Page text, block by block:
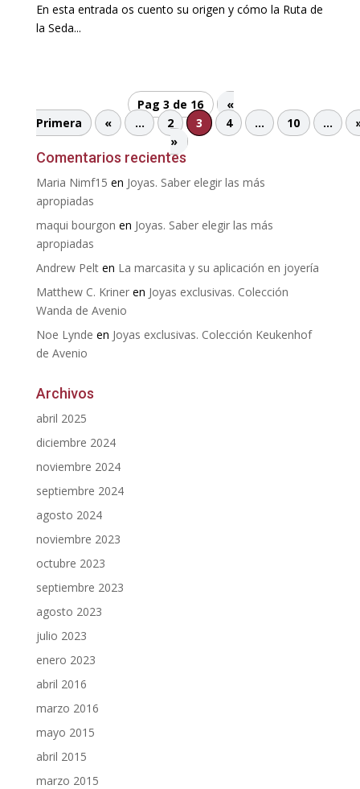
En esta entrada os cuento su origen y cómo la Ruta de
la Seda...
Pag 3 de 16
«
Primera
« ... 2 3 4 ... 10 ...
»
Comentarios recientes
Maria Nimf15 en Joyas. Saber elegir las más
apropiadas
maqui bourgon en Joyas. Saber elegir las más
apropiadas
Andrew Pelten La marcasita y su aplicación en joyería
Matthew C. Krineren Joyas exclusivas. Colección
Wanda de Avenio
Noe Lynde en Joyas exclusivas. Colección Keukenhof
de Avenio
Archivos
abril 2025
diciembre 2024
noviembre 2024
septiembre 2024
agosto 2024
noviembre 2023
octubre 2023
septiembre 2023
agosto 2023
julio 2023
enero 2023
abril 2016
marzo 2016
mayo 2015
abril 2015
marzo 2015